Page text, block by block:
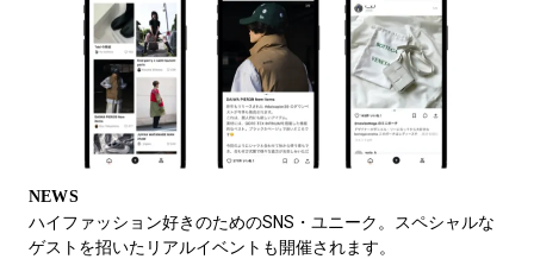
NEWS
ハイファッション好きのためのSNS・ユニーク。スペシャルな
ゲストを招いたリアルイベントも開催されます。